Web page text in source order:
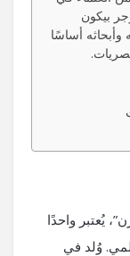
بيكون
وأبحاثه أساسًا
يُعتبر واحدًا
وُلد في